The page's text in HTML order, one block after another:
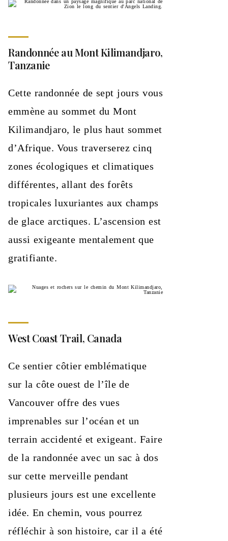
Randonnée au Mont Kilimandjaro,
Tanzanie
Cette randonnée de sept jours vous
emmène au sommet du Mont
Kilimandjaro, le plus haut sommet
d’Afrique. Vous traverserez cinq
zones écologiques et climatiques
différentes, allant des forêts
tropicales luxuriantes aux champs
de glace arctiques. L’ascension est
aussi exigeante mentalement que
gratifiante.
West Coast Trail, Canada
Ce sentier côtier emblématique
sur la côte ouest de l’île de
Vancouver offre des vues
imprenables sur l’océan et un
terrain accidenté et exigeant. Faire
de la randonnée avec un sac à dos
sur cette merveille pendant
plusieurs jours est une excellente
idée. En chemin, vous pourrez
réfléchir à son histoire, car il a été